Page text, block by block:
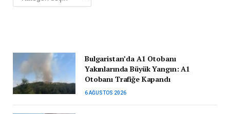
Bulgaristan’da A1 Otobanı
Yakınlarında Büyük Yangın: A1
Otobanı Trafiğe Kapandı
6 AĞUSTOS 2026